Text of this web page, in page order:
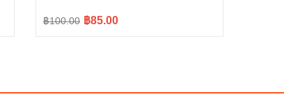
฿100.00
Original ฿85.00
Current